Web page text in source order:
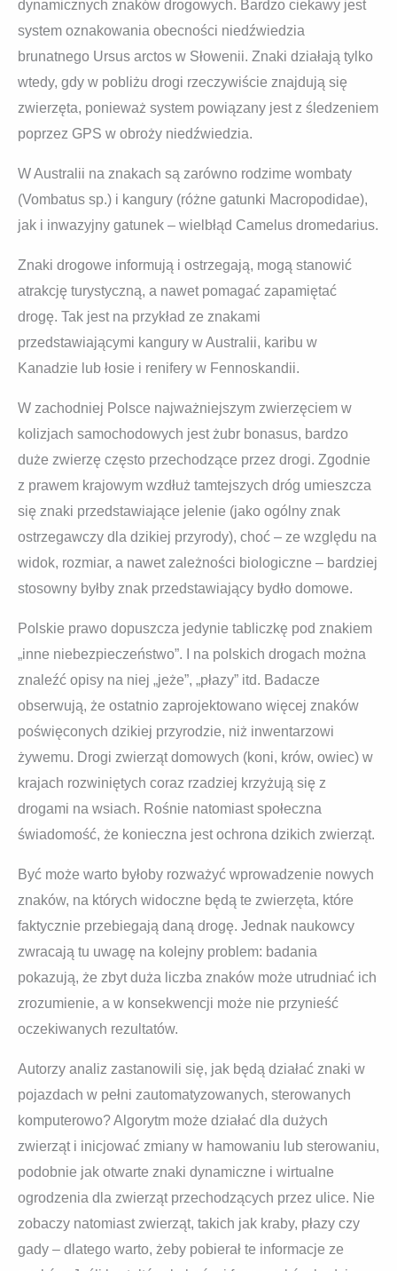
dynamicznych znaków drogowych. Bardzo ciekawy jest
system oznakowania obecności niedźwiedzia
brunatnego Ursus arctos w Słowenii. Znaki działają tylko
wtedy, gdy w pobliżu drogi rzeczywiście znajdują się
zwierzęta, ponieważ system powiązany jest z śledzeniem
poprzez GPS w obroży niedźwiedzia.
W Australii na znakach są zarówno rodzime wombaty
(Vombatus sp.) i kangury (różne gatunki Macropodidae),
jak i inwazyjny gatunek – wielbłąd Camelus dromedarius.
Znaki drogowe informują i ostrzegają, mogą stanowić
atrakcję turystyczną, a nawet pomagać zapamiętać
drogę. Tak jest na przykład ze znakami
przedstawiającymi kangury w Australii, karibu w
Kanadzie lub łosie i renifery w Fennoskandii.
W zachodniej Polsce najważniejszym zwierzęciem w
kolizjach samochodowych jest żubr bonasus, bardzo
duże zwierzę często przechodzące przez drogi. Zgodnie
z prawem krajowym wzdłuż tamtejszych dróg umieszcza
się znaki przedstawiające jelenie (jako ogólny znak
ostrzegawczy dla dzikiej przyrody), choć – ze względu na
widok, rozmiar, a nawet zależności biologiczne – bardziej
stosowny byłby znak przedstawiający bydło domowe.
Polskie prawo dopuszcza jedynie tabliczkę pod znakiem
„inne niebezpieczeństwo”. I na polskich drogach można
znaleźć opisy na niej „jeże”, „płazy” itd. Badacze
obserwują, że ostatnio zaprojektowano więcej znaków
poświęconych dzikiej przyrodzie, niż inwentarzowi
żywemu. Drogi zwierząt domowych (koni, krów, owiec) w
krajach rozwiniętych coraz rzadziej krzyżują się z
drogami na wsiach. Rośnie natomiast społeczna
świadomość, że konieczna jest ochrona dzikich zwierząt.
Być może warto byłoby rozważyć wprowadzenie nowych
znaków, na których widoczne będą te zwierzęta, które
faktycznie przebiegają daną drogę. Jednak naukowcy
zwracają tu uwagę na kolejny problem: badania
pokazują, że zbyt duża liczba znaków może utrudniać ich
zrozumienie, a w konsekwencji może nie przynieść
oczekiwanych rezultatów.
Autorzy analiz zastanowili się, jak będą działać znaki w
pojazdach w pełni zautomatyzowanych, sterowanych
komputerowo? Algorytm może działać dla dużych
zwierząt i inicjować zmiany w hamowaniu lub sterowaniu,
podobnie jak otwarte znaki dynamiczne i wirtualne
ogrodzenia dla zwierząt przechodzących przez ulice. Nie
zobaczy natomiast zwierząt, takich jak kraby, płazy czy
gady – dlatego warto, żeby pobierał te informacje ze